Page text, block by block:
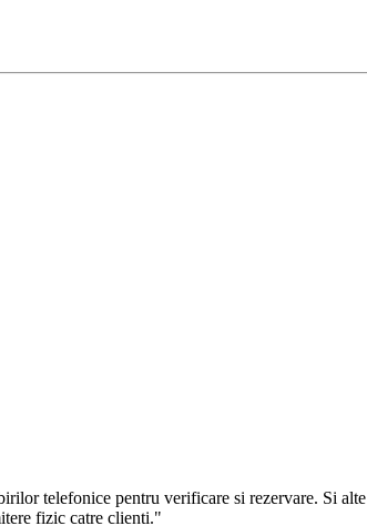
telefonice pentru verificare si rezervare. Si alte
fizic catre clienti."